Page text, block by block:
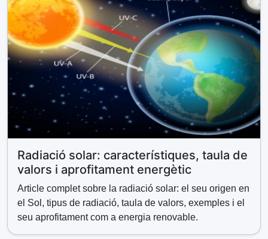
Radiació solar: característiques, taula de
valors i aprofitament energètic
Article complet sobre la radiació solar: el seu origen en
el Sol, tipus de radiació, taula de valors, exemples i el
seu aprofitament com a energia renovable.